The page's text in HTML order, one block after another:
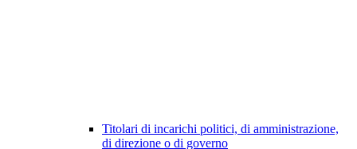
Titolari di incarichi politici, di amministrazione,
di direzione o di governo